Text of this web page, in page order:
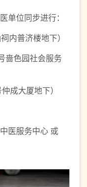
单位同步进行：
内普济楼地下）
啬色园社会服务
成大厦地下）
医服务中心 或